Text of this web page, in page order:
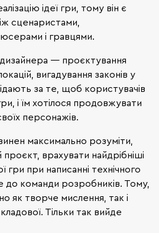
ідеї гри, тому він є
сценаристами,
і гравцями.
— проєктування
вигадування законів у
за те, щоб користувачів
і їм хотілося продовжувати
персонажів.
максимально розуміти,
врахувати найдрібніші
гри при написанні технічного
до команди розробників. Тому,
як творче мислення, так і
Тільки так вийде